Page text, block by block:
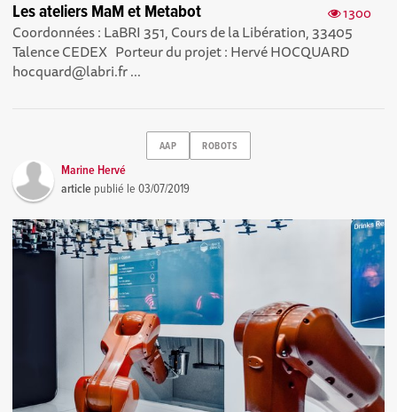
1300
Les ateliers MaM et Metabot
Coordonnées : LaBRI 351, Cours de la Libération, 33405
Talence CEDEX Porteur du projet : Hervé HOCQUARD
hocquard@labri.fr ...
AAP ROBOTS
Marine Hervé
article publié le03/07/2019